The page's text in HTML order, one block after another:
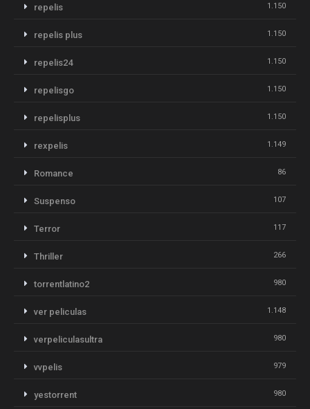
repelis 1.150
repelis plus 1.150
repelis24 1.150
repelisgo 1.150
repelisplus 1.150
rexpelis 1.149
Romance 86
Suspenso 107
Terror 117
Thriller 266
torrentlatino2 980
ver peliculas 1.148
verpeliculasultra 980
vvpelis 979
yestorrent 980